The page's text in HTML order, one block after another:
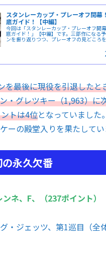
スタンレーカップ・プレーオフ開幕
底ガイド！【中編】
今回は「スタンレーカップ・プレーオフ開
底ガイド！」【中編】です。三部作になる
ンを振り返りつつ、プレーオフの見どころ
を最後に現役を引退したと
・グレツキー（1,963）に
トは4位となっていました
ーの殿堂入りを果たしてい
永久欠番
ネ、F、（237ポイント）
・ジェッツ、第1巡目（全